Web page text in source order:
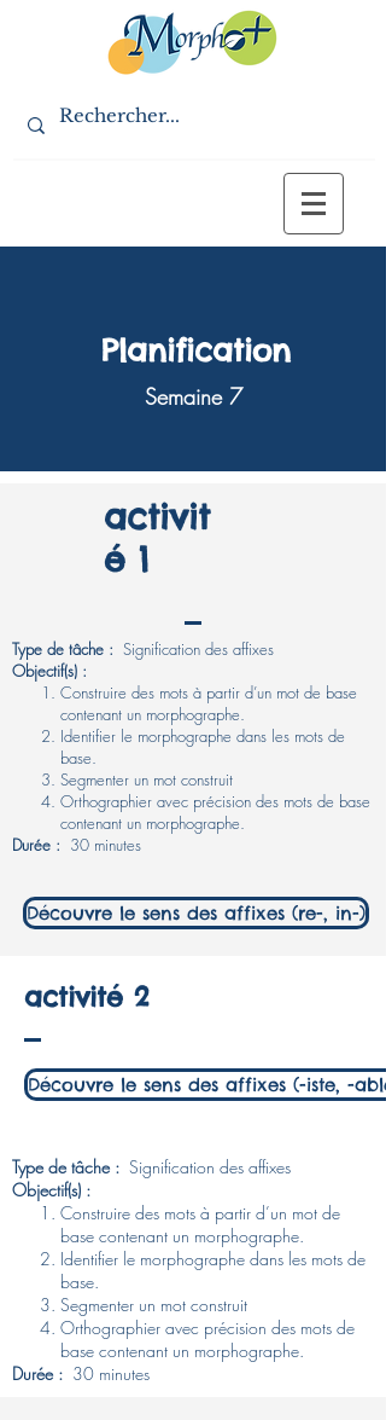
Planification
Semaine 7
activit
é 1
Type de tâche : Signification des affixes
Objectif(s) :
Construire des mots à partir d’un mot de base
contenant un morphographe.
Identifier le morphographe dans les mots de
base.
Segmenter un mot construit
Orthographier avec précision des mots de base
contenant un morphographe. ​
Durée : 30 minutes
Découvre le sens des affixes (re-, in-)
activité 2
Découvre le sens des affixes (-iste, -
Type de tâche : Signification des affixes
Objectif(s) :
Construire des mots à partir d’un mot de
base contenant un morphographe.
Identifier le morphographe dans les mots de
base.
Segmenter un mot construit
Orthographier avec précision des mots de
base contenant un morphographe. ​
Durée : 30 minutes